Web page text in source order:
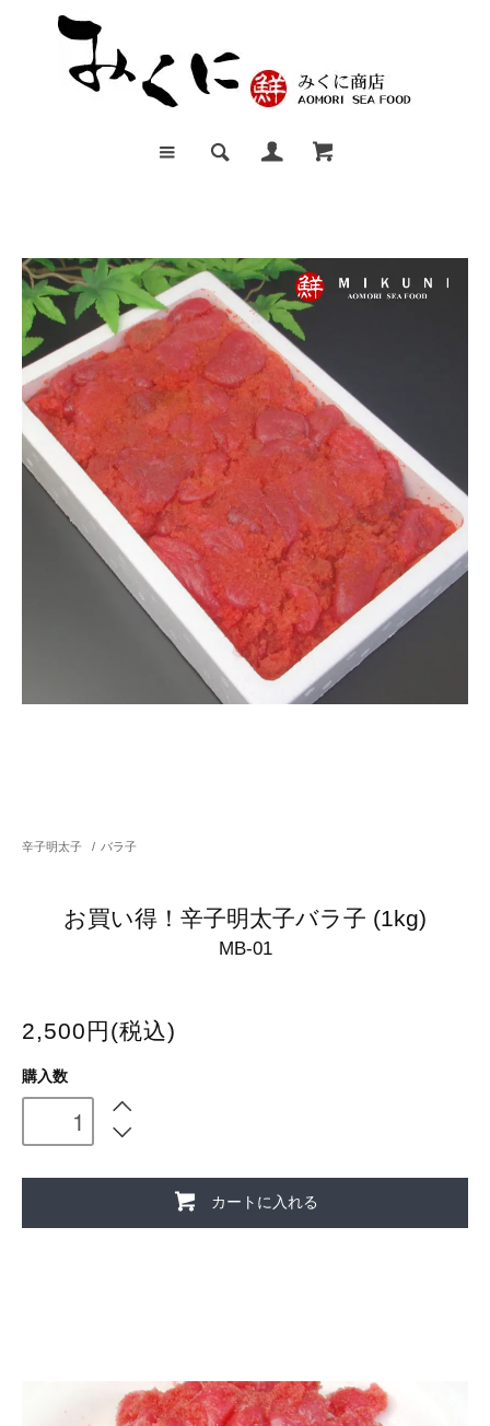
辛子明太子 / バラ子
お買い得！辛子明太子バラ子 (1kg)
MB-01
2,500円(税込)
購入数
カートに入れる